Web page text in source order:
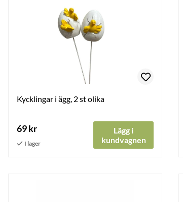
Kycklingar i ägg, 2 st olika
69 kr
Lägg i
kundvagnen